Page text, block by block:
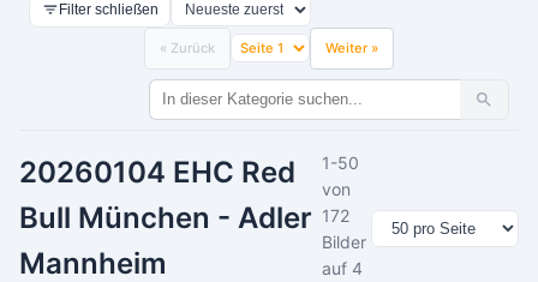
Filter schließen
« Zurück Weiter »
20260104 EHC Red
Bull München - Adler
Mannheim
1-50
von
172
Bilder
auf 4